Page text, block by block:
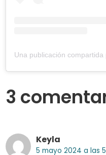
3
Keyla
5 mayo 2024 a las